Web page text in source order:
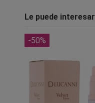
Le puede interesar
-50%